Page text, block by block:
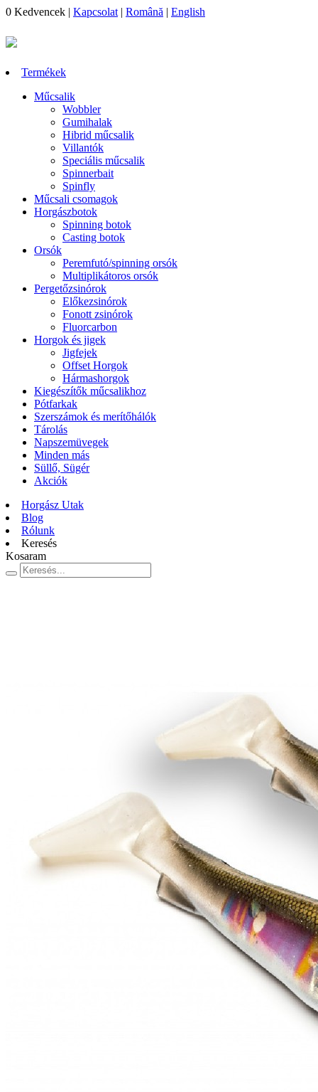
0 Kedvencek | Kapcsolat | Română | English
Termékek
Műcsalik
Wobbler
Gumihalak
Hibrid műcsalik
Villantók
Speciális műcsalik
Spinnerbait
Spinfly
Műcsali csomagok
Horgászbotok
Spinning botok
Casting botok
Orsók
Peremfutó/spinning orsók
Multiplikátoros orsók
Pergetőzsinórok
Előkezsinórok
Fonott zsinórok
Fluorcarbon
Horgok és jigek
Jigfejek
Offset Horgok
Hármashorgok
Kiegészítők műcsalikhoz
Pótfarkak
Szerszámok és merítőhálók
Tárolás
Napszemüvegek
Minden más
Süllő, Sügér
Akciók
Horgász Utak
Blog
Rólunk
Keresés
Kosaram